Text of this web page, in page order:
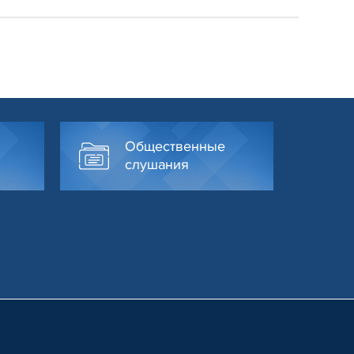
Общественные
слушания